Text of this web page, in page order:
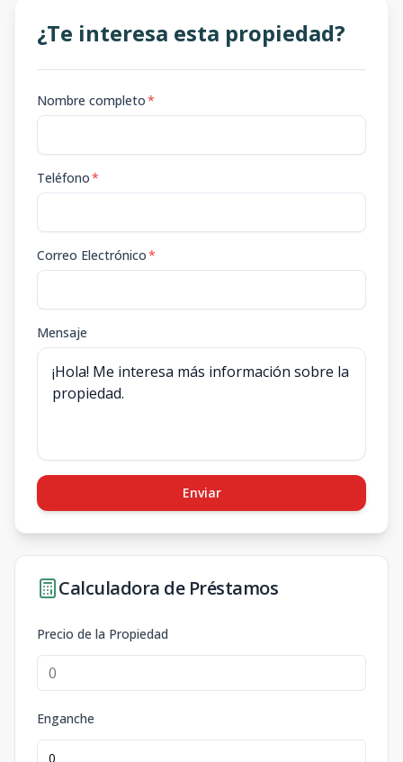
¿Te interesa esta propiedad?
Nombre completo*
Teléfono*
Correo Electrónico*
Mensaje
Enviar
Calculadora de Préstamos
Precio de la Propiedad
Enganche